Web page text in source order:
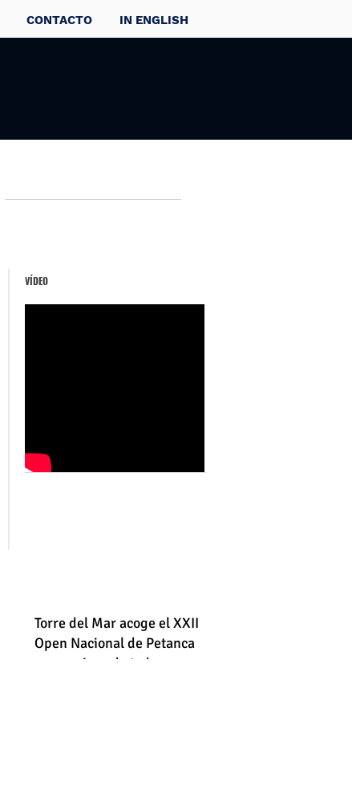
CONTACTO IN ENGLISH
VÍDEO
Torre del Mar acoge el XXII
Open Nacional de Petanca
con equipos de toda